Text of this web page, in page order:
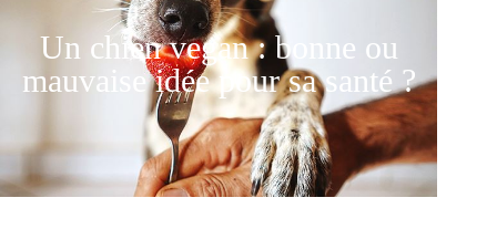
Un chien vegan : bonne ou
mauvaise idée pour sa santé ?